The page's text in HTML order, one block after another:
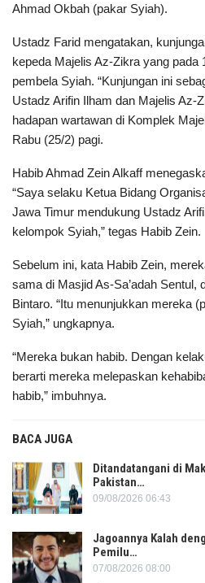
Ahmad Okbah (pakar Syiah).
Ustadz Farid mengatakan,
kepeda Majelis Az-Zikra yang pada
pembela Syiah. “Kunjungan ini
Ustadz Arifin Ilham dan Majelis Az-
hadapan wartawan di Komplek
Rabu (25/2) pagi.
Habib Ahmad Zein Alkaff
“Saya selaku Ketua Bidang
Jawa Timur mendukung Ustadz
kelompok Syiah,” tegas Habib Zein.
Sebelum ini, kata Habib Zein,
sama di Masjid As-Sa’adah Sentul,
Bintaro. “Itu menunjukkan mereka
Syiah,” ungkapnya.
“Mereka bukan habib. Dengan
berarti mereka melepaskan
habib,” imbuhnya.
BACA JUGA
Ditandatangani di
Pakistan…
09/08/2026 06:43
Jagoannya Kalah
Pemilu…
07/08/2026 08:00